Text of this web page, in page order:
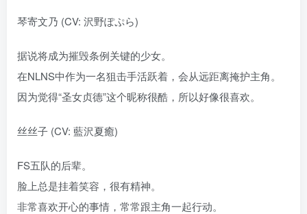
琴寄文乃 (CV: 沢野ぽぷら)
据说将成为摧毁条例关键的少女。
在NLNS中作为一名狙击手活跃着，会从远距离掩护主角。
因为觉得“圣女贞德”这个昵称很酷，所以好像很喜欢。
丝丝子 (CV: 藍沢夏癒)
FS五队的后辈。
脸上总是挂着笑容，很有精神。
非常喜欢开心的事情，常常跟主角一起行动。